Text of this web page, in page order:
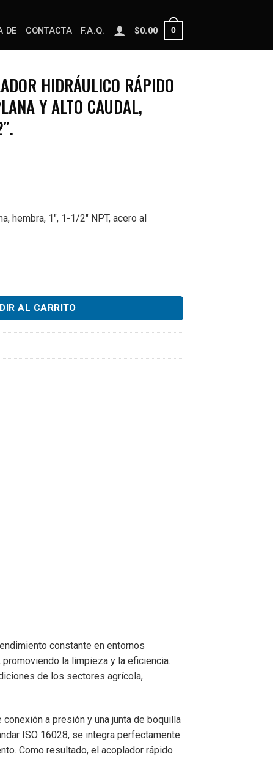
DE CONTACTA F.A.Q. $0.00 0
HIDRÁULICO RÁPIDO
Y ALTO CAUDAL,
hembra, 1″, 1-1/2″ NPT, acero al
Hydraulic Quick Connect Female Coupler, 1-1/2" NPT Thread
AL CARRITO
constante en entornos
la limpieza y la eficiencia.
de los sectores agrícola,
a presión y una junta de boquilla
ISO 16028, se integra perfectamente
Como resultado, el acoplador rápido